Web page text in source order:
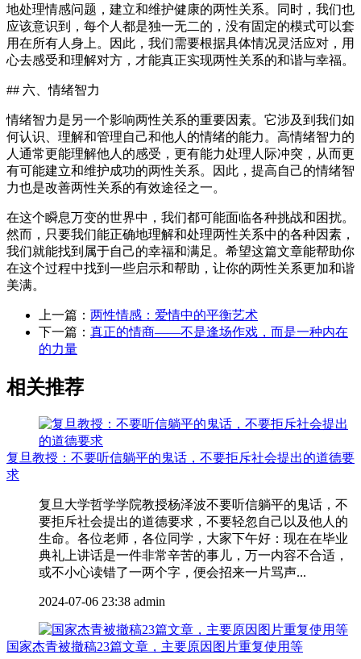
地处理情感问题，建立和维护健康的两性关系。同时，我们也
应该意识到，每个人都是独一无二的，没有固定的模式可以套
用在所有人身上。因此，我们需要根据具体情况灵活应对，用
心去感受和理解对方，才能真正实现两性关系的和谐与幸福。
## 六、情绪智力
情绪智力是另一个影响两性关系的重要因素。它涉及到我们如
何认识、理解和管理自己和他人的情绪的能力。高情绪智力的
人通常更能理解他人的感受，更有能力处理人际冲突，从而更
有可能建立和维护成功的两性关系。因此，提高自己的情绪智
力也是改善两性关系的有效途径之一。
在这个瞬息万变的世界中，我们都可能面临各种挑战和困扰。
然而，只要我们能正确地理解和处理两性关系中的各种因素，
我们就能找到属于自己的幸福和满足。希望这篇文章能帮助你
在这个过程中找到一些启示和帮助，让你的两性关系更加和谐
美满。
上一篇： 两性情感：爱情中的平衡艺术
下一篇： 真正的情商——不是逢场作戏，而是一种内在
的力量
相关推荐
复旦教授：不要听信躺平的鬼话，不要拒斥社会提出的道德要
求
复旦大学哲学学院教授杨泽波不要听信躺平的鬼话，不
要拒斥社会提出的道德要求，不要轻忽自己以及他人的
生命。各位老师，各位同学，大家下午好：现在在毕业
典礼上讲话是一件非常辛苦的事儿，万一内容不合适，
或不小心读错了一两个字，便会招来一片骂声...
2024-07-06 23:38 admin
国家杰青被撤稿23篇文章，主要原因图片重复使用等